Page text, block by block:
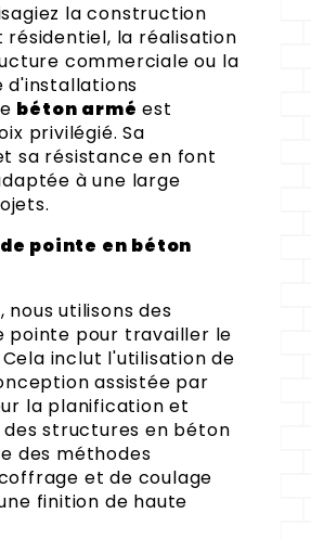
la construction
la réalisation
commerciale ou la
d'installations
béton armé est
privilégié. Sa
sa résistance en font
à une large
pointe en béton
nous utilisons des
pointe pour travailler le
Cela inclut l'utilisation de
assistée par
la planification et
structures en béton
des méthodes
et de coulage
finition de haute